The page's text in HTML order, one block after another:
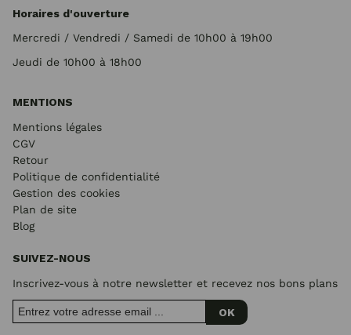
Horaires d'ouverture
Mercredi / Vendredi / Samedi de 10h00 à 19h00
Jeudi de 10h00 à 18h00
MENTIONS
Mentions légales
CGV
Retour
Politique de confidentialité
Gestion des cookies
Plan de site
Blog
SUIVEZ-NOUS
Inscrivez-vous à notre newsletter et recevez nos bons plans
OK